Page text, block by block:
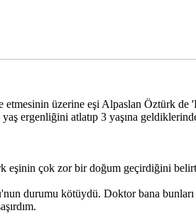
etmesinin üzerine eşi Alpaslan Öztürk
ergenliğini atlatıp 3 yaşına
eşinin çok zor bir doğum geçirdiğini
durumu kötüydü. Doktor bana